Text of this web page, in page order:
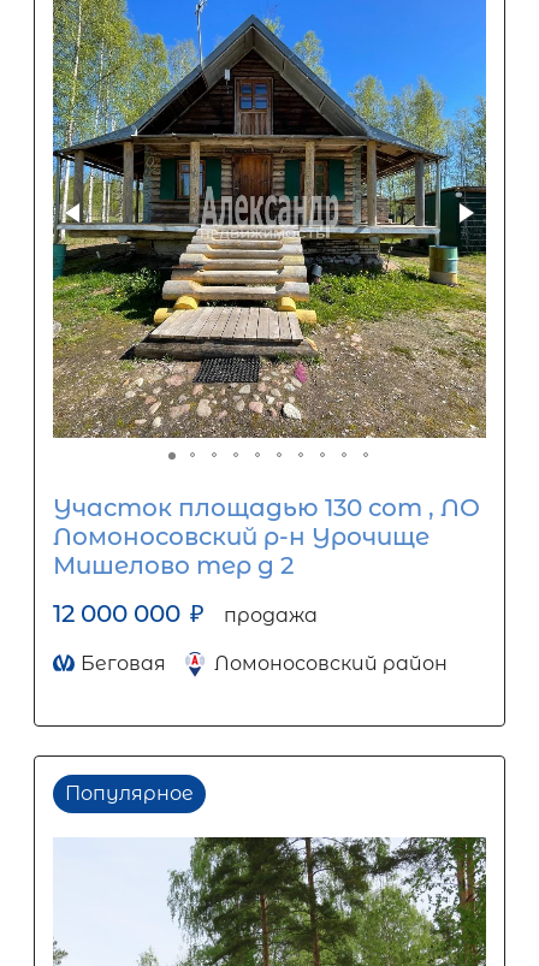
Участок площадью 130 сот , ЛО
Ломоносовский р-н Урочище
Мишелово тер д 2
12 000 000 ₽ продажа
Беговая Ломоносовский район
Популярное